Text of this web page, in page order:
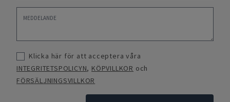
Klicka här för att acceptera våra
INTEGRITETSPOLICYN, KÖPVILLKOR och
FÖRSÄLJNINGSVILLKOR